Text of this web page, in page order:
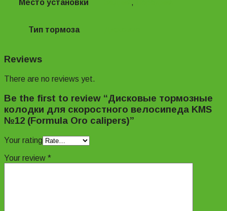
Место установки ,
Тип тормоза
Reviews
There are no reviews yet.
Be the first to review “Дисковые тормозные
колодки для скоростного велосипеда KMS
№12 (Formula Oro calipers)”
Your rating
Your review *